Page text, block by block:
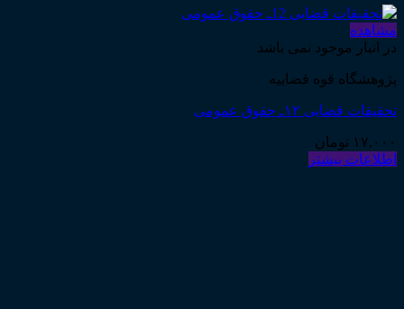
مشاهده
در انبار موجود نمی باشد
پژوهشگاه قوه قضاییه
تحقیقات قضایی ۱۲ـ حقوق عمومی
۱۷,۰۰۰ تومان
اطلاعات بیشتر